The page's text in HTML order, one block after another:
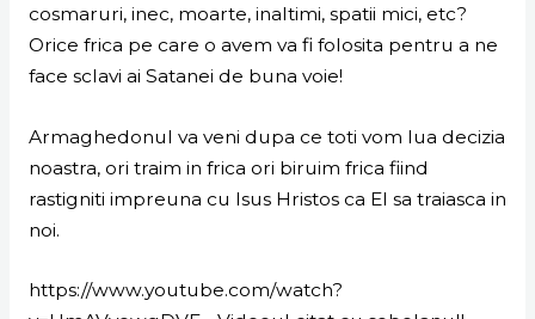
cosmaruri, inec, moarte, inaltimi, spatii mici, etc?
Orice frica pe care o avem va fi folosita pentru a ne
face sclavi ai Satanei de buna voie!
Armaghedonul va veni dupa ce toti vom lua decizia
noastra, ori traim in frica ori biruim frica fiind
rastigniti impreuna cu Isus Hristos ca El sa traiasca in
noi.
https://www.youtube.com/watch?